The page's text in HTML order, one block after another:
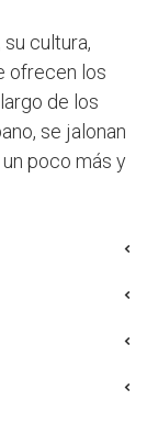
cultura,
ofrecen los
de los
se jalonan
poco más y